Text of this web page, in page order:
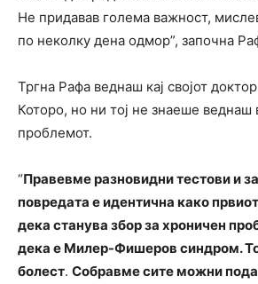
Не придавав голема важност,
по неколку дена одмор”, започна
Тргна Рафа веднаш кај својот
Которо, но ни тој не знаеше веднаш
проблемот.
“Правевме разновидни тестови и
повредата е идентична како
дека станува збор за хроничен
дека е Милер-Фишеров синдром.
болест. Собравме сите можни